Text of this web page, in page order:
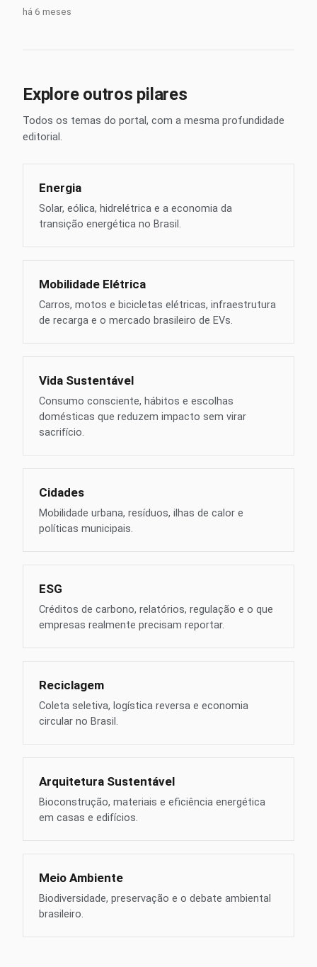
há 6 meses
Explore outros pilares
Todos os temas do portal, com a mesma profundidade
editorial.
Energia
Solar, eólica, hidrelétrica e a economia da
transição energética no Brasil.
Mobilidade Elétrica
Carros, motos e bicicletas elétricas, infraestrutura
de recarga e o mercado brasileiro de EVs.
Vida Sustentável
Consumo consciente, hábitos e escolhas
domésticas que reduzem impacto sem virar
sacrifício.
Cidades
Mobilidade urbana, resíduos, ilhas de calor e
políticas municipais.
ESG
Créditos de carbono, relatórios, regulação e o que
empresas realmente precisam reportar.
Reciclagem
Coleta seletiva, logística reversa e economia
circular no Brasil.
Arquitetura Sustentável
Bioconstrução, materiais e eficiência energética
em casas e edifícios.
Meio Ambiente
Biodiversidade, preservação e o debate ambiental
brasileiro.